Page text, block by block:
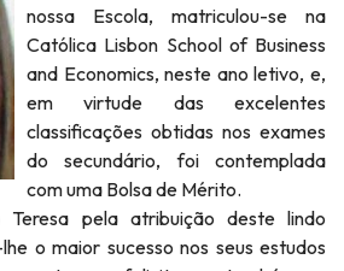
nossa Escola, matriculou-se na
Católica Lisbon School of Business
and Economics, neste ano letivo, e,
em virtude das excelentes
classificações obtidas nos exames
do secundário, foi contemplada
com uma Bolsa de Mérito.
Teresa pela atribuição deste lindo
o maior sucesso nos seus estudos